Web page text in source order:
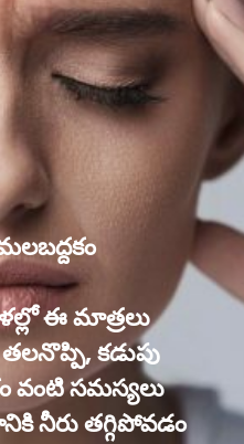
ఈ మాత్రలు
కడుపు
వంటి సమస్యలు
నీరు తగ్గిపోవడం